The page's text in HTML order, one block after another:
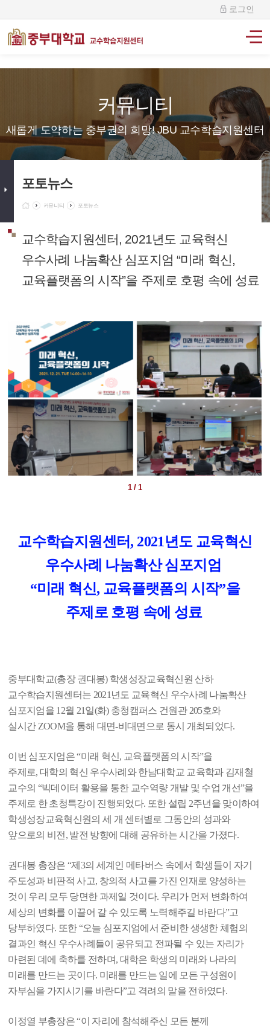
로그인
커뮤니티
새롭게 도약하는 중부권의 희망! JBU 교수학습지원센터
포토뉴스
커뮤니티 포토뉴스
교수학습지원센터, 2021년도 교육혁신
우수사례 나눔확산 심포지엄 “미래 혁신,
교육플랫폼의 시작”을 주제로 호평 속에 성료
1 / 1
교수학습지원센터, 2021년도 교육혁신
우수사례 나눔확산 심포지엄
“미래 혁신, 교육플랫폼의 시작”을
주제로 호평 속에 성료
중부대학교(총장 권대봉) 학생성장교육혁신원 산하
교수학습지원센터는 2021 년도 교육혁신 우수사례 나눔확산
심포지엄을 12월 21일(화) 충청캠퍼스 건원관 205호와
실시간 ZOOM을 통해 대면-비대면으로 동시 개최되었다.
이번 심포지엄은“미래 혁신 , 교육플랫폼의 시작”을
주제로,대학의 혁신 우수사례와 한남대학교 교육학과 김재철
교수의 “빅데이터 활용을 통한 교수역량 개발 및 수업 개선”을
주제로 한 초청특강이 진행되었다. 또한 설립 2주년을 맞이하여
학생성장교육혁신원의 세 개 센터별로 그동안의 성과와
앞으로의 비전 , 발전 방향에 대해 공유하는 시간을 가졌다.
권대봉 총장은“제 3의 세계인 메타버스 속에서 학생들이 자기
주도성과 비판적 사고, 창의적 사고를 가진 인재로 양성하는
것이 우리 모두 당면한 과제일 것이다. 우리가 먼저 변화하여
세상의 변화를 이끌어 갈 수 있도록 노력해주길 바란다”고
당부하였다. 또한“오늘 심포지엄에서 준비한 생생한 체험의
결과인 혁신 우수사례들이 공유되고 전파될 수 있는 자리가
마련된 데에 축하를 전하며, 대학은 학생의 미래와 나라의
미래를 만드는 곳이다. 미래를 만드는 일에 모든 구성원이
자부심을 가지시기를 바란다”고 격려의 말을 전하였다.
이정열 부총장은“이 자리에 참석해주신 모든 분께